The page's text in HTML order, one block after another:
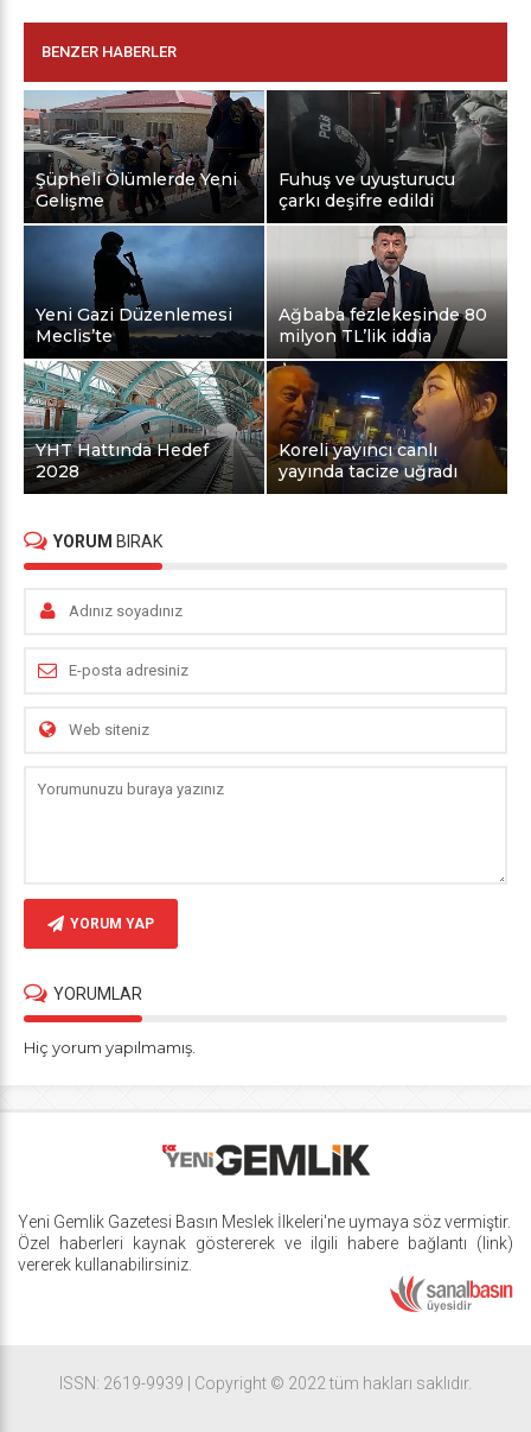
BENZER HABERLER
Şüpheli Ölümlerde Yeni
Gelişme
Fuhuş ve uyuşturucu
çarkı deşifre edildi
Yeni Gazi Düzenlemesi
Meclis’te
Ağbaba fezlekesinde 80
milyon TL’lik iddia
YHT Hattında Hedef
2028
Koreli yayıncı canlı
yayında tacize uğradı
YORUM BIRAK
YORUM YAP
YORUMLAR
Hiç yorum yapılmamış.
Yeni Gemlik Gazetesi Basın Meslek İlkeleri'ne uymaya söz vermiştir.
Özel haberleri kaynak göstererek ve ilgili habere bağlantı (link)
vererek kullanabilirsiniz.
ISSN: 2619-9939 | Copyright © 2022 tüm hakları saklıdır.